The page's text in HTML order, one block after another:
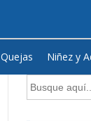
Quejas Niñez y
Buscar: